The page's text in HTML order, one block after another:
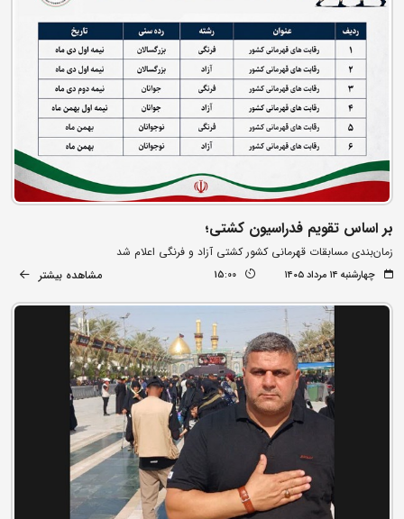
بر اساس تقویم فدراسیون کشتی؛
زمان‌بندی مسابقات قهرمانی کشور کشتی آزاد و فرنگی اعلام شد
چهارشنبه ۱۴ مرداد ۱۴۰۵ 15:00 مشاهده بیشتر